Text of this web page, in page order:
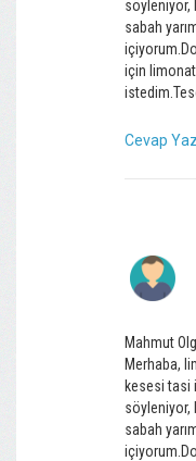
söyleniyor,
sabah
için
Cevap Yaz
Mahmut
Merhaba,
kesesi tasi
söyleniyor,
sabah